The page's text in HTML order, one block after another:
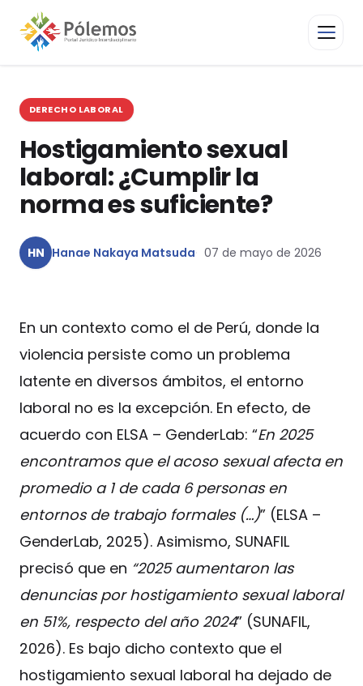
DERECHO LABORAL
Hostigamiento sexual
laboral: ¿Cumplir la
norma es suficiente?
HN Hanae Nakaya Matsuda 07 de mayo de 2026
En un contexto como el de Perú, donde la
violencia persiste como un problema
latente en diversos ámbitos, el entorno
laboral no es la excepción. En efecto, de
acuerdo con ELSA – GenderLab: “En 2025
encontramos que el acoso sexual afecta en
promedio a 1 de cada 6 personas en
entornos de trabajo formales (…)” (ELSA –
GenderLab, 2025). Asimismo, SUNAFIL
precisó que en “2025 aumentaron las
denuncias por hostigamiento sexual laboral
en 51%, respecto del año 2024” (SUNAFIL,
2026). Es bajo dicho contexto que el
hostigamiento sexual laboral ha dejado de